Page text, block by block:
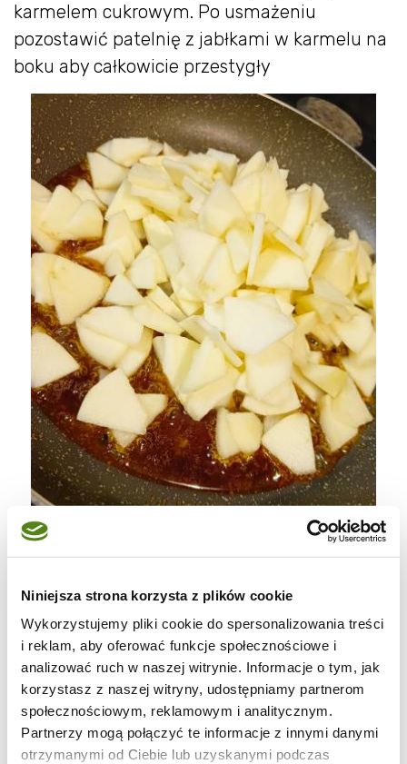
Niniejsza strona korzysta z plików cookie
Wykorzystujemy pliki cookie do spersonalizowania treści
i reklam, aby oferować funkcje społecznościowe i
analizować ruch w naszej witrynie. Informacje o tym, jak
korzystasz z naszej witryny, udostępniamy partnerom
społecznościowym, reklamowym i analitycznym.
Partnerzy mogą połączyć te informacje z innymi danymi
otrzymanymi od Ciebie lub uzyskanymi podczas
karmelem cukrowym. Po usmażeniu
pozostawić patelnię z jabłkami w karmelu na
boku aby całkowicie przestygły
przestygły a ciasto drożdżowe odpoczęło,
wtedy odrywać dowolny kawałek ( ja
odrywałam dość duże ponieważ chciałam
szybko wykonać ) rozpłaszczyć go w dłoni i
na tak przygotowany nałożyć 1 łyżkę jabłek w
karmelu skleić końce a następnie uformować